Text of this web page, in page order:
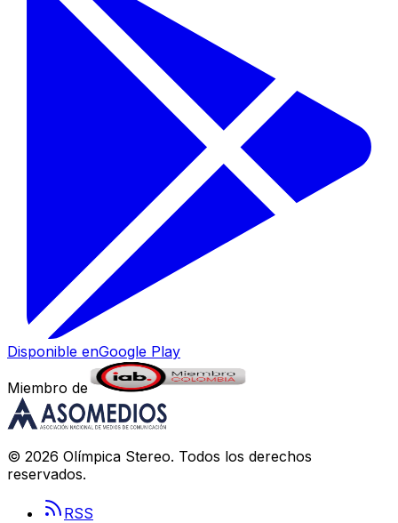
Disponible enGoogle Play
Miembro de
© 2026 Olímpica Stereo. Todos los derechos
reservados.
RSS